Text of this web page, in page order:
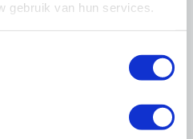
gebruik van hun services.
ontvangen als
toe.
of gebruikersnaam